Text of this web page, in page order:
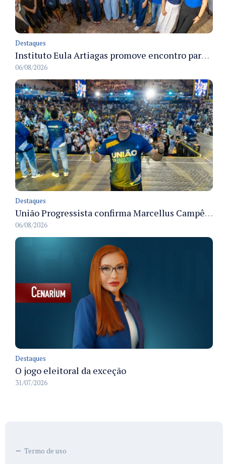
Destaques
Instituto Eula Artiagas promove encontro para discutir melhorias para o bairro Petrópolis
06/08/2026
Destaques
União Progressista confirma Marcellus Campêlo como candidato a deputado estadual
06/08/2026
Destaques
O jogo eleitoral da exceção
31/07/2026
Termo de uso